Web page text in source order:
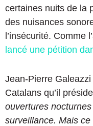
certaines nuits de la
des nuisances
l’insécurité. Comme
lancé une pétition
Jean-Pierre
Catalans qu’il
ouvertures
surveillance. Mais ce